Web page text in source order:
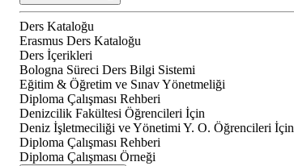
Ders Kataloğu
Erasmus Ders Kataloğu
Ders İçerikleri
Bologna Süreci Ders Bilgi Sistemi
Eğitim & Öğretim ve Sınav Yönetmeliği
Diploma Çalışması Rehberi
Denizcilik Fakültesi Öğrencileri İçin
Deniz İşletmeciliği ve Yönetimi Y. O. Öğrencileri İçin
Diploma Çalışması Rehberi
Diploma Çalışması Örneği